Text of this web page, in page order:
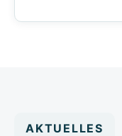
AKTUELLES